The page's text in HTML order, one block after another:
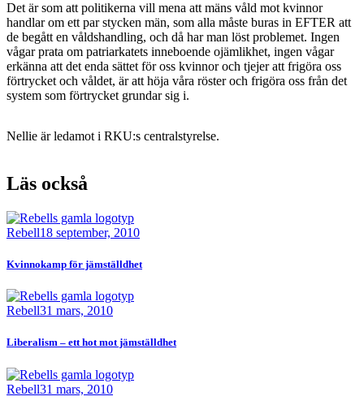
Det är som att politikerna vill mena att mäns våld mot kvinnor
handlar om ett par stycken män, som alla måste buras in EFTER att
de begått en våldshandling, och då har man löst problemet. Ingen
vågar prata om patriarkatets inneboende ojämlikhet, ingen vågar
erkänna att det enda sättet för oss kvinnor och tjejer att frigöra oss
förtrycket och våldet, är att höja våra röster och frigöra oss från det
system som förtrycket grundar sig i.
Nellie är ledamot i RKU:s centralstyrelse.
Läs också
Bild
Rebell18 september, 2010
Kvinnokamp för jämställdhet
Bild
Rebell31 mars, 2010
Liberalism – ett hot mot jämställdhet
Bild
Rebell31 mars, 2010